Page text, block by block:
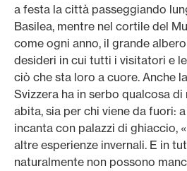
a festa la città passeggiando
Basilea, mentre nel cortile del
come ogni anno, il grande
desideri in cui tutti i visitatori e
ciò che sta loro a cuore. Anche
Svizzera ha in serbo qualcosa
abita, sia per chi viene da fuori:
incanta con palazzi di ghiaccio,
altre esperienze invernali. E in
naturalmente non possono